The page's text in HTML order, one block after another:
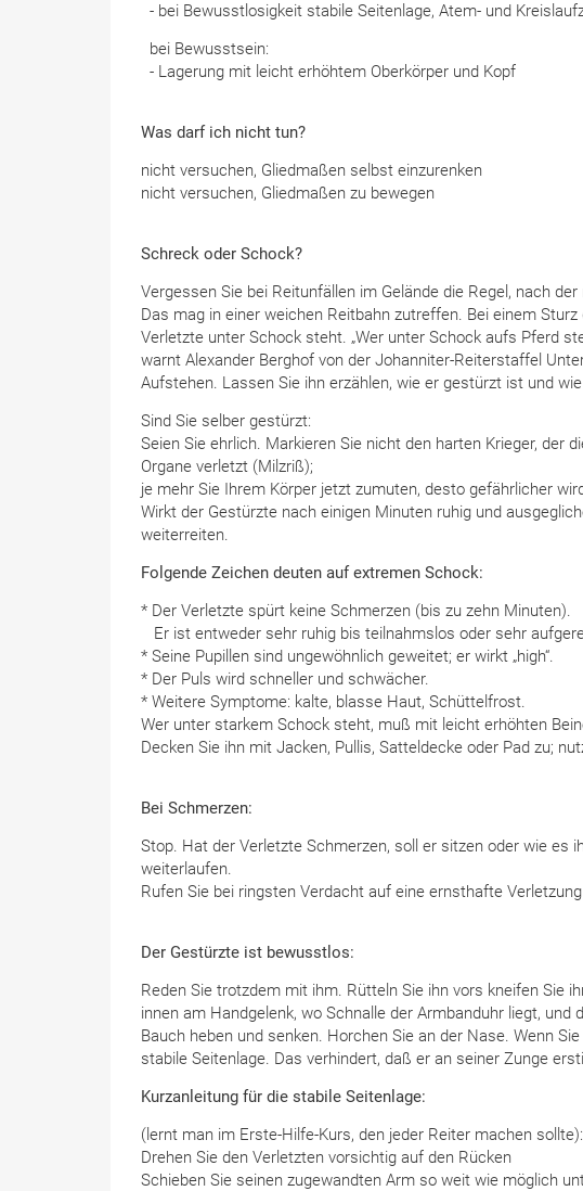
- bei Bewusstlosigkeit stabile Seitenlage, Atem- und
bei Bewusstsein:
- Lagerung mit leicht erhöhtem Oberkörper und Kopf
Was darf ich nicht tun?
nicht versuchen, Gliedmaßen selbst einzurenken
nicht versuchen, Gliedmaßen zu bewegen
Schreck oder Schock?
Vergessen Sie bei Reitunfällen im Gelände die Regel, nach
Das mag in einer weichen Reitbahn zutreffen. Bei einem
Verletzte unter Schock steht. „Wer unter Schock aufs Pferd
warnt Alexander Berghof von der Johanniter-Reiterstaffel
Aufstehen. Lassen Sie ihn erzählen, wie er gestürzt ist und
Sind Sie selber gestürzt:
Seien Sie ehrlich. Markieren Sie nicht den harten Krieger, der
Organe verletzt (Milzriß);
je mehr Sie Ihrem Körper jetzt zumuten, desto gefährlicher
Wirkt der Gestürzte nach einigen Minuten ruhig und
weiterreiten.
Folgende Zeichen deuten auf extremen Schock:
* Der Verletzte spürt keine Schmerzen (bis zu zehn Minuten).
Er ist entweder sehr ruhig bis teilnahmslos oder sehr
* Seine Pupillen sind ungewöhnlich geweitet; er wirkt „high“.
* Der Puls wird schneller und schwächer.
* Weitere Symptome: kalte, blasse Haut, Schüttelfrost.
Wer unter starkem Schock steht, muß mit leicht erhöhten
Decken Sie ihn mit Jacken, Pullis, Satteldecke oder Pad zu;
Bei Schmerzen:
Stop. Hat der Verletzte Schmerzen, soll er sitzen oder wie es
weiterlaufen.
Rufen Sie bei ringsten Verdacht auf eine ernsthafte
Der Gestürzte ist bewusstlos:
Reden Sie trotzdem mit ihm. Rütteln Sie ihn vors kneifen Sie
innen am Handgelenk, wo Schnalle der Armbanduhr liegt,
Bauch heben und senken. Horchen Sie an der Nase. Wenn
stabile Seitenlage. Das verhindert, daß er an seiner Zunge
Kurzanleitung für die stabile Seitenlage:
(lernt man im Erste-Hilfe-Kurs, den jeder Reiter machen sollte):
Drehen Sie den Verletzten vorsichtig auf den Rücken
Schieben Sie seinen zugewandten Arm so weit wie möglich